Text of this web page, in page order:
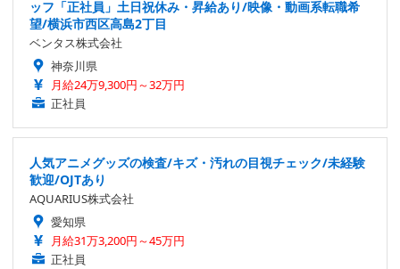
ッフ「正社員」土日祝休み・昇給あり/映像・動画系転職希
望/横浜市西区高島2丁目
ベンタス株式会社
神奈川県
月給24万9,300円～32万円
正社員
人気アニメグッズの検査/キズ・汚れの目視チェック/未経験
歓迎/OJTあり
AQUARIUS株式会社
愛知県
月給31万3,200円～45万円
正社員